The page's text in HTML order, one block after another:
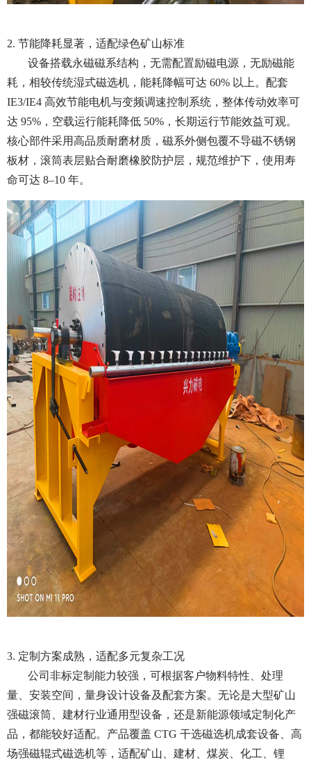
2. 节能降耗显著，适配绿色矿山标准
设备搭载永磁磁系结构，无需配置励磁电源，无励磁能
耗，相较传统湿式磁选机，能耗降幅可达 60% 以上。配套
IE3/IE4 高效节能电机与变频调速控制系统，整体传动效率可
达 95%，空载运行能耗降低 50%，长期运行节能效益可观。
核心部件采用高品质耐磨材质，磁系外侧包覆不导磁不锈钢
板材，滚筒表层贴合耐磨橡胶防护层，规范维护下，使用寿
命可达 8–10 年。
3. 定制方案成熟，适配多元复杂工况
公司非标定制能力较强，可根据客户物料特性、处理
量、安装空间，量身设计设备及配套方案。无论是大型矿山
强磁滚筒、建材行业通用型设备，还是新能源领域定制化产
品，都能较好适配。产品覆盖 CTG 干选磁选机成套设备、高
场强磁辊式磁选机等，适配矿山、建材、煤炭、化工、锂